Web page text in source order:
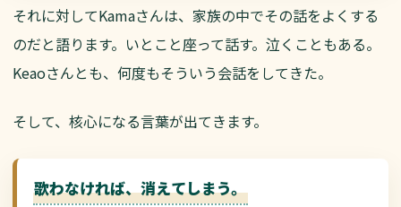
それに対してKamaさんは、家族の中でその話をよくする
のだと語ります。いとこと座って話す。泣くこともある。
Keaoさんとも、何度もそういう会話をしてきた。
そして、核心になる言葉が出てきます。
歌わなければ、消えてしまう。